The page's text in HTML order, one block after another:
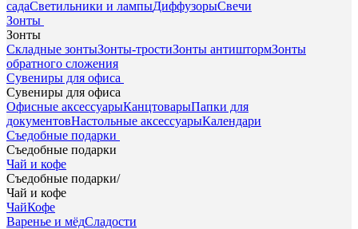
садаСветильники и лампыДиффузорыСвечи
Зонты
Зонты
Складные зонтыЗонты-тростиЗонты антиштормЗонты
обратного сложения
Сувениры для офиса
Сувениры для офиса
Офисные аксессуарыКанцтоварыПапки для
документовНастольные аксессуарыКалендари
Съедобные подарки
Съедобные подарки
Чай и кофе
Съедобные подарки/
Чай и кофе
ЧайКофе
Варенье и мёдСладости